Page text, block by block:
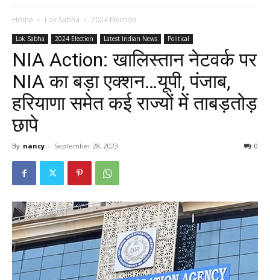
Home Lok Sabha 2024 Election
Lok Sabha 2024 Election Latest Indian News Political
NIA Action: खालिस्तान नेटवर्क पर
NIA का बड़ा एक्शन…यूपी, पंजाब,
हरियाणा समेत कई राज्यों में ताबड़तोड़
छापे
By nancy - September 28, 2023 0